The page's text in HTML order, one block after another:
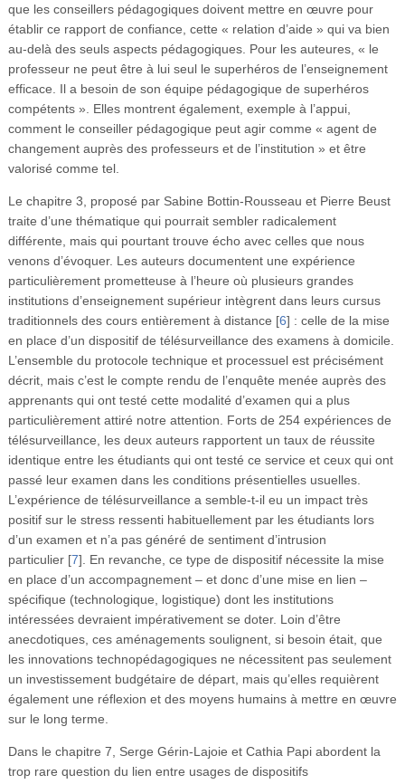
que les conseillers pédagogiques doivent mettre en œuvre pour
établir ce rapport de confiance, cette « relation d’aide » qui va bien
au-delà des seuls aspects pédagogiques. Pour les auteures, « le
professeur ne peut être à lui seul le superhéros de l’enseignement
efficace. Il a besoin de son équipe pédagogique de superhéros
compétents ». Elles montrent également, exemple à l’appui,
comment le conseiller pédagogique peut agir comme « agent de
changement auprès des professeurs et de l’institution » et être
valorisé comme tel.
Le chapitre 3, proposé par Sabine Bottin-Rousseau et Pierre Beust
traite d’une thématique qui pourrait sembler radicalement
différente, mais qui pourtant trouve écho avec celles que nous
venons d’évoquer. Les auteurs documentent une expérience
particulièrement prometteuse à l’heure où plusieurs grandes
institutions d’enseignement supérieur intègrent dans leurs cursus
traditionnels des cours entièrement à distance [6] : celle de la mise
en place d’un dispositif de télésurveillance des examens à domicile.
L’ensemble du protocole technique et processuel est précisément
décrit, mais c’est le compte rendu de l’enquête menée auprès des
apprenants qui ont testé cette modalité d’examen qui a plus
particulièrement attiré notre attention. Forts de 254 expériences de
télésurveillance, les deux auteurs rapportent un taux de réussite
identique entre les étudiants qui ont testé ce service et ceux qui ont
passé leur examen dans les conditions présentielles usuelles.
L’expérience de télésurveillance a semble-t-il eu un impact très
positif sur le stress ressenti habituellement par les étudiants lors
d’un examen et n’a pas généré de sentiment d’intrusion
particulier[7] . En revanche, ce type de dispositif nécessite la mise
en place d’un accompagnement – et donc d’une mise en lien –
spécifique (technologique, logistique) dont les institutions
intéressées devraient impérativement se doter. Loin d’être
anecdotiques, ces aménagements soulignent, si besoin était, que
les innovations technopédagogiques ne nécessitent pas seulement
un investissement budgétaire de départ, mais qu’elles requièrent
également une réflexion et des moyens humains à mettre en œuvre
sur le long terme.
Dans le chapitre 7, Serge Gérin-Lajoie et Cathia Papi abordent la
trop rare question du lien entre usages de dispositifs